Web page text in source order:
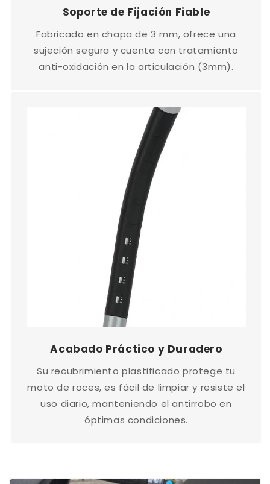
Soporte de Fijación Fiable
Fabricado en chapa de 3 mm, ofrece una
sujeción segura y cuenta con tratamiento
anti-oxidación en la articulación (3mm).
Acabado Práctico y Duradero
Su recubrimiento plastificado protege tu
moto de roces, es fácil de limpiar y resiste el
uso diario, manteniendo el antirrobo en
óptimas condiciones.